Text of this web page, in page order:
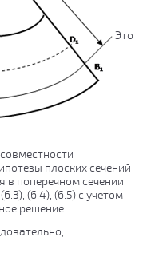
Это
плоских сечений
в поперечном сечении
(6.4), (6.5) с учетом
решение.